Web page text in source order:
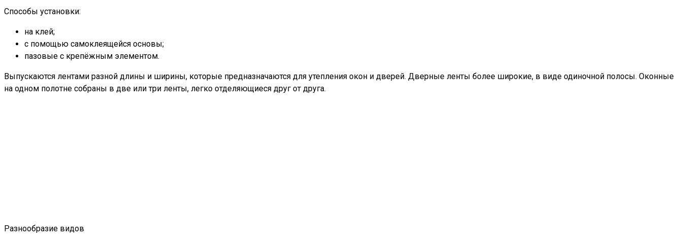
Способы установки:
на клей;
с помощью самоклеящейся основы;
пазовые с крепёжным элементом.
Выпускаются лентами разной длины и ширины, которые предназначаются для утепления окон и дверей. Дверные ленты более широкие, в виде одиночной полосы. Оконные
на одном полотне собраны в две или три ленты, легко отделяющиеся друг от друга.
Разнообразие видов